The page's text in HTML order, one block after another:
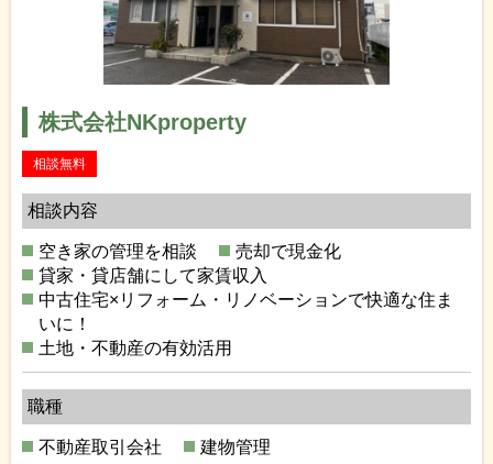
株式会社NKproperty
相談無料
相談内容
空き家の管理を相談
売却で現金化
貸家・貸店舗にして家賃収入
中古住宅×リフォーム・リノベーションで快適な住ま
いに！
土地・不動産の有効活用
職種
不動産取引会社 建物管理